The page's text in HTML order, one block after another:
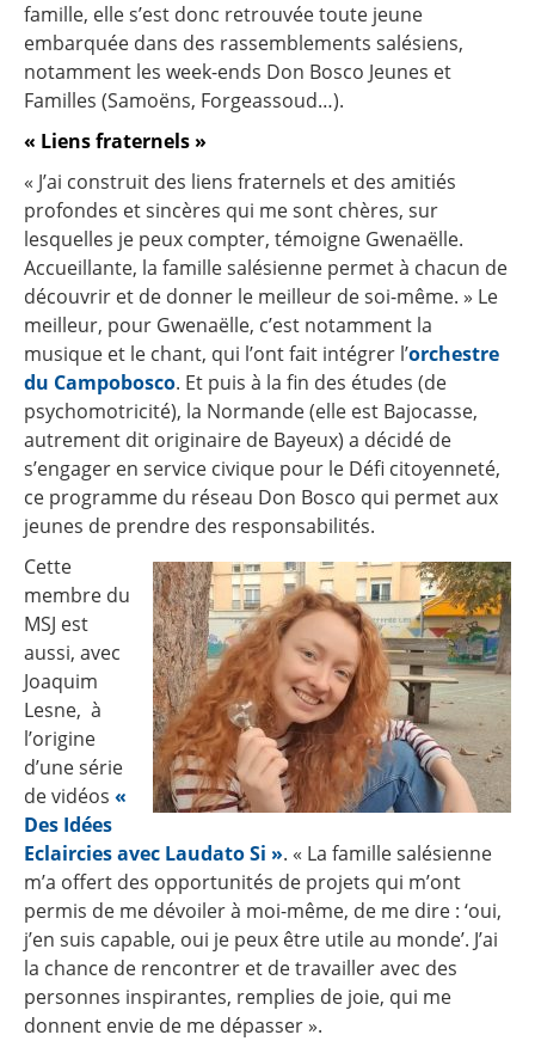
famille, elle s’est donc retrouvée toute jeune
embarquée dans des rassemblements salésiens,
notamment les week-ends Don Bosco Jeunes et
Familles (Samoëns, Forgeassoud…).
« Liens fraternels »
« J’ai construit des liens fraternels et des amitiés
profondes et sincères qui me sont chères, sur
lesquelles je peux compter, témoigne Gwenaëlle.
Accueillante, la famille salésienne permet à chacun de
découvrir et de donner le meilleur de soi-même. » Le
meilleur, pour Gwenaëlle, c’est notamment la
musique et le chant, qui l’ont fait intégrer l’orchestre
du Campobosco. Et puis à la fin des études (de
psychomotricité), la Normande (elle est Bajocasse,
autrement dit originaire de Bayeux) a décidé de
s’engager en service civique pour le Défi citoyenneté,
ce programme du réseau Don Bosco qui permet aux
jeunes de prendre des responsabilités.
Cette
membre du
MSJ est
aussi, avec
Joaquim
Lesne, à
l’origine
d’une série
de vidéos «
Des Idées
Eclaircies avec Laudato Si ». « La famille salésienne
m’a offert des opportunités de projets qui m’ont
permis de me dévoiler à moi-même, de me dire : ‘oui,
j’en suis capable, oui je peux être utile au monde’. J’ai
la chance de rencontrer et de travailler avec des
personnes inspirantes, remplies de joie, qui me
donnent envie de me dépasser ».